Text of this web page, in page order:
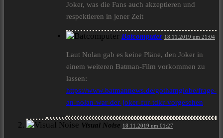
Joker, was die Fans auch akzeptieren und
respektieren in jener Zeit
Batcomputer 18.11.2019 um 21:04
Laut Nolan gab es keine Pläne, den Joker in
einem weiteren Batman-Film vorkommen zu
lassen:
https://www.batmannews.de/gothamglobe/frage-
an-nolan-war-der-joker-fur-tdkr-vorgesehen
Visual Noise 18.11.2019 um 01:27